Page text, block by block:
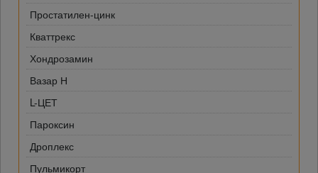
Простатилен-цинк
Кваттрекс
Хондрозамин
Вазар Н
L-ЦЕТ
Пароксин
Дроплекс
Пульмикорт